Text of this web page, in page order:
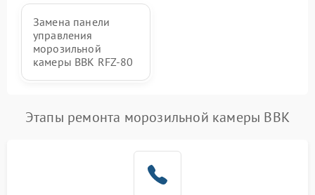
Замена панели
управления
морозильной
камеры BBK RFZ-80
Этапы ремонта морозильной камеры BBK